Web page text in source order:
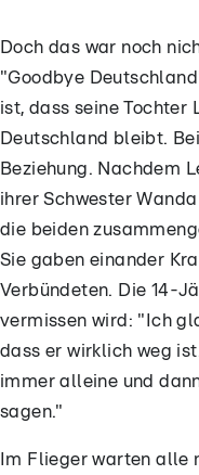
Doch das war noch
"Goodbye
ist, dass seine Tochter
Deutschland bleibt.
Beziehung. Nachdem
ihrer Schwester
die beiden
Sie gaben einander
Verbündeten. Die 14-
vermissen wird: "Ich
dass er wirklich weg
immer alleine und
sagen."
Im Flieger warten alle